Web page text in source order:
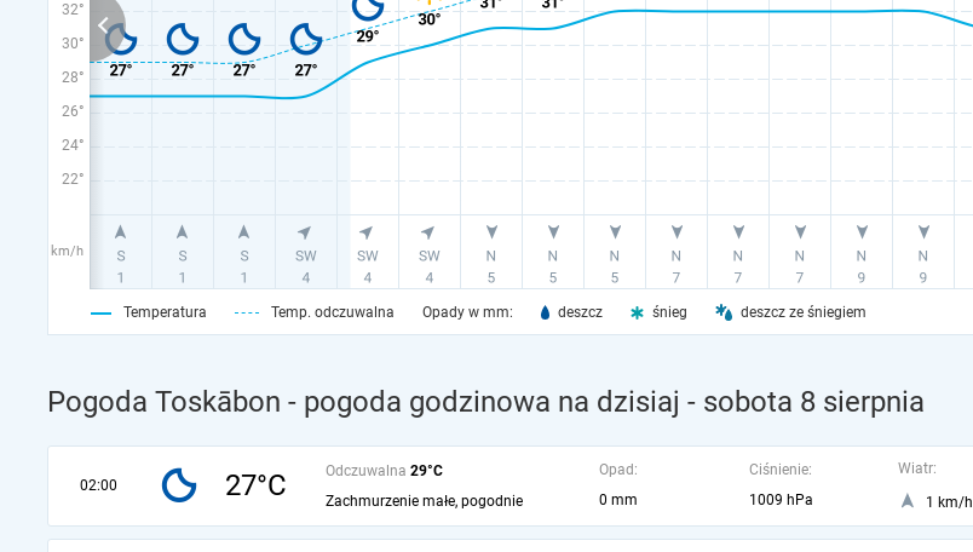
32°
30°
28°
26°
24°
22°
km/h
Temperatura Temp. odczuwalna Opady w mm: deszcz śnieg deszcz ze śniegiem
Pogoda Toskābon - pogoda godzinowa na dzisiaj - sobota 8 sierpnia
02:00 27°C Odczuwalna 29°C
Zachmurzenie małe, pogodnie
Opad:
0 mm
Ciśnienie:
1009 hPa
Wiatr:
1 km/h